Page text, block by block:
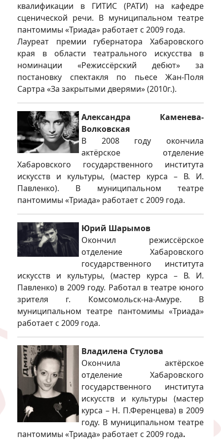
квалификации в ГИТИС (РАТИ) на кафедре
сценической речи. В муниципальном театре
пантомимы «Триада» работает с 2009 года.
Лауреат премии губернатора Хабаровского
края в области театрального искусства в
номинации «Режиссёрский дебют» за
постановку спектакля по пьесе Жан-Поля
Сартра «За закрытыми дверями» (2010г.).
Александра Каменева-
Волковская
В 2008 году окончила
актёрское отделение
Хабаровского государственного института
искусств и культуры, (мастер курса – В. И.
Павленко). В муниципальном театре
пантомимы «Триада» работает с 2009 года.
Юрий Шарымов
Окончил режиссёрское
отделение Хабаровского
государственного института
искусств и культуры, (мастер курса – В. И.
Павленко) в 2009 году. Работал в театре юного
зрителя г. Комсомольск-на-Амуре. В
муниципальном театре пантомимы «Триада»
работает с 2009 года.
Владилена Стулова
Окончила актёрское
отделение Хабаровского
государственного института
искусств и культуры (мастер
курса – Н. П.Ференцева) в 2009
году. В муниципальном театре
пантомимы «Триада» работает с 2009 года.